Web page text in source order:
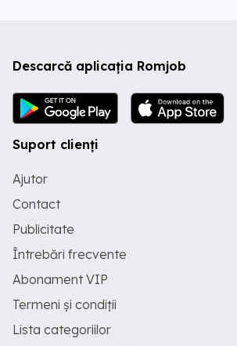
Descarcă aplicația Romjob
Suport clienți
Ajutor
Contact
Publicitate
Întrebări frecvente
Abonament VIP
Termeni și condiții
Lista categoriilor